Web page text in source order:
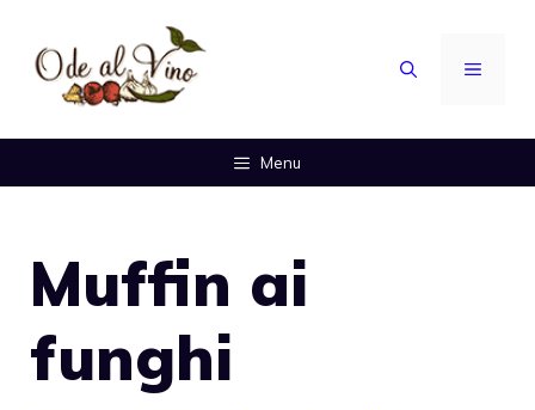
contenuto
MENU
Menu
Muffin ai
funghi